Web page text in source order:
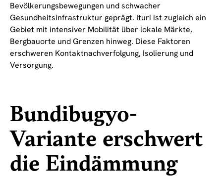
Bevölkerungsbewegungen und schwacher
Gesundheitsinfrastruktur geprägt. Ituri ist zugleich ein
Gebiet mit intensiver Mobilität über lokale Märkte,
Bergbauorte und Grenzen hinweg. Diese Faktoren
erschweren Kontaktnachverfolgung, Isolierung und
Versorgung.
Bundibugyo-
Variante erschwert
die Eindämmung